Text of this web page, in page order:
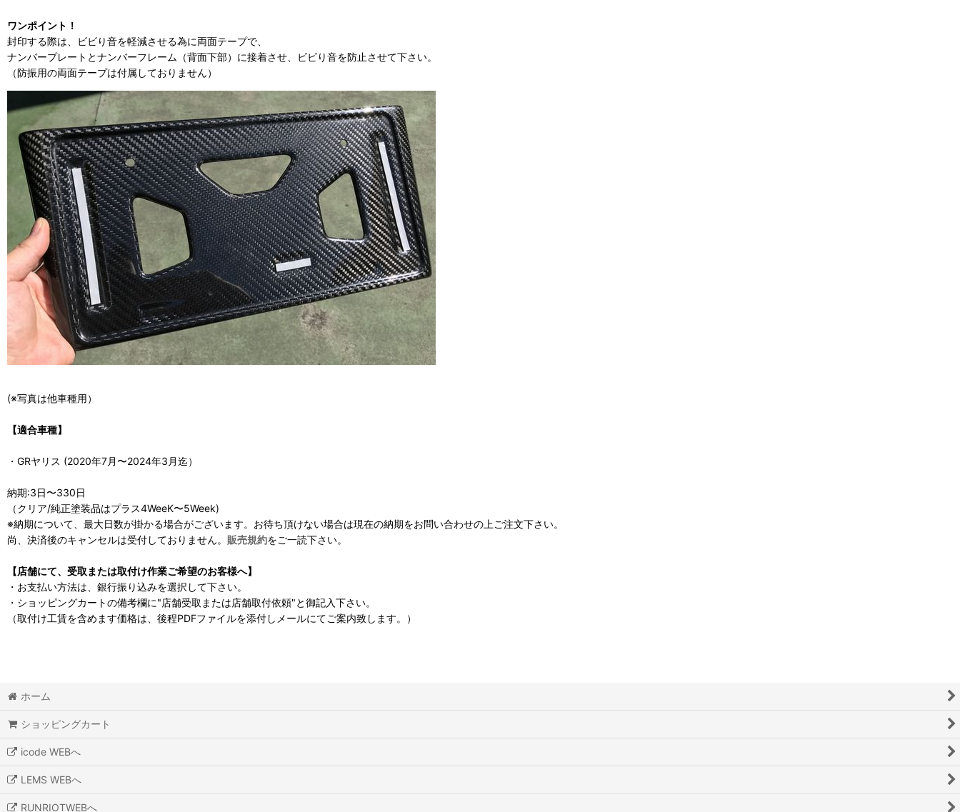
ワンポイント！
封印する際は、ビビり音を軽減させる為に両面テープで、
ナンバープレートとナンバーフレーム（背面下部）に接着させ、ビビり音を防止させて下さい。
（防振用の両面テープは付属しておりません）
(※写真は他車種用）
【適合車種】
・GRヤリス (2020年7月〜2024年3月迄）
納期:3日〜330日
（クリア/純正塗装品はプラス4WeeK〜5Week)
※納期について、最大日数が掛かる場合がございます。お待ち頂けない場合は現在の納期をお問い合わせの上ご注文下さい。
尚、決済後のキャンセルは受付しておりません。 販売規約をご一読下さい。
【店舗にて、受取または取付け作業ご希望のお客様へ】
・お支払い方法は、銀行振り込みを選択して下さい。
・ショッピングカートの備考欄に"店舗受取または店舗取付依頼"と御記入下さい。
（取付け工賃を含めます価格は、後程PDFファイルを添付しメールにてご案内致します。）
ホーム
ショッピングカート
icode WEBへ
LEMS WEBへ
RUNRIOTWEBへ